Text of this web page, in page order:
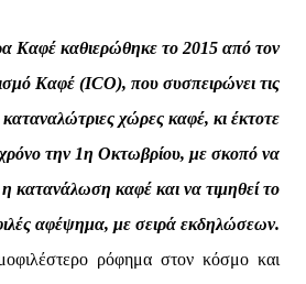
Καφέ καθιερώθηκε το 2015 από τον
Καφέ (ICO), που συσπειρώνει τις
χώρες καφέ, κι έκτοτε
χρόνο την 1η Οκτωβρίου, με σκοπό να
κατανάλωση καφέ και να τιμηθεί το
αφέψημα, με σειρά εκδηλώσεων.
ρόφημα στον κόσμο και